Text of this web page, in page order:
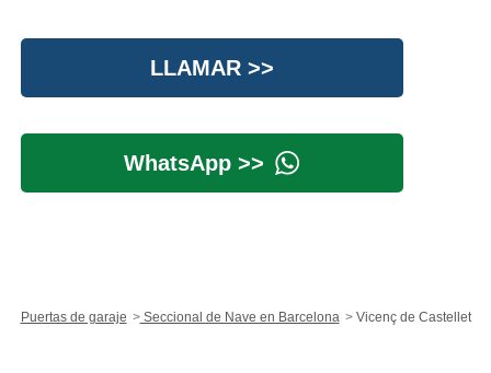
LLAMAR >>
WhatsApp >>
Puertas de garaje Seccional de Nave en Barcelona Vicenç de Castellet